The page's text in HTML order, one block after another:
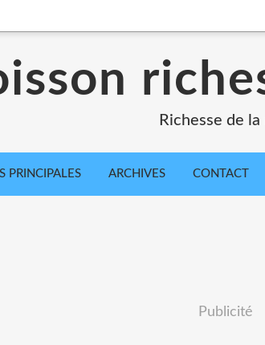
Richesse de la
PRINCIPALES ARCHIVES CONTACT
Publicité